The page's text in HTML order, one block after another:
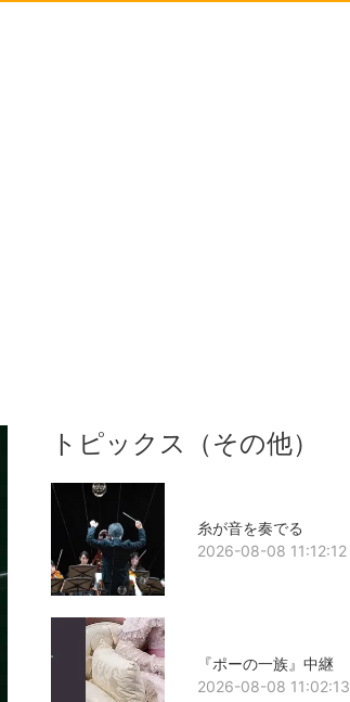
トピックス（その他）
糸が音を奏でる
2026-08-08 11:12:12
『ポーの一族』中継
2026-08-08 11:02:13